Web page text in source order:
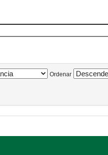
Ordenar